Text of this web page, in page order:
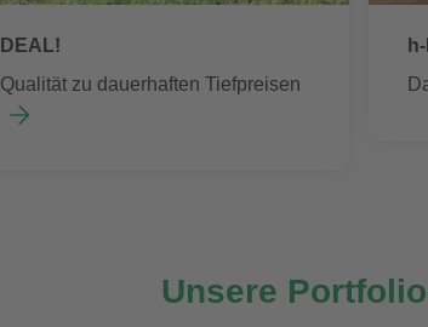
DEAL!
Qualität zu dauerhaften Tiefpreisen
Unsere